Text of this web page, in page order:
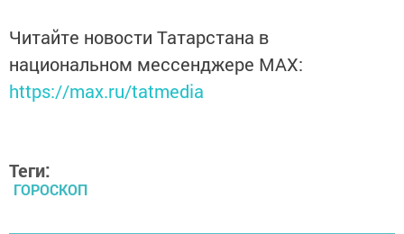
Читайте новости Татарстана в
национальном мессенджере MАХ:
https://max.ru/tatmedia
Теги:
ГОРОСКОП